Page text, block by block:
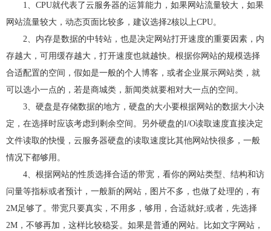
1、CPU就代表了云服务器的运算能力，如果网站流量较大，如果
网站流量较大，动态页面比较多，建议选择2核以上CPU。
2、内存是数据的中转站，也是决定网站打开速度的重要因素，内
存越大，可用缓存越大，打开速度也就越快。根据你网站的规模选择
合适配置的空间，假如是一般的个人博客，或者企业展示网站类，就
可以选小一点的，若是商城类，新闻类就要相对大一点的空间。
3、硬盘是存储数据的地方，硬盘的大小要根据网站的数据大小决
定，在选择时应该考虑到剩余空间。另外硬盘的I/O读取速度直接决定
文件读取的快慢，云服务器硬盘的读取速度比其他网站快很多，一般
情况下都够用。
4、根据网站的性质选择合适的带宽，看你的网站类型、结构和访
问量等指标或者预计，一般新的网站，图片不多，也做了处理的，有
2M足够了。带宽只要真实，不用多，够用，合适就好;或者，先选择
2M，不够再加，这样比较稳妥。如果是普通的网站。比如文字网站，